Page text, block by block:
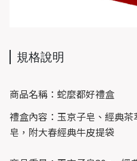
規格說明
商品名稱：蛇麼都好禮盒
禮盒內容：玉京子皂、經典
皂，附大春經典牛皮提袋